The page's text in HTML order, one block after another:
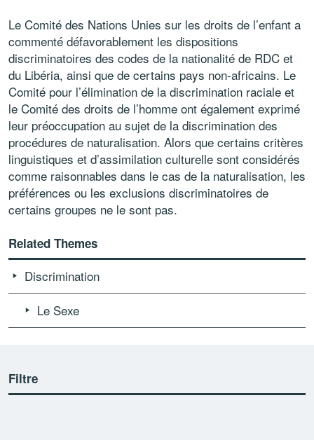
Le Comité des Nations Unies sur les droits de l’enfant a
commenté défavorablement les dispositions
discriminatoires des codes de la nationalité de RDC et
du Libéria, ainsi que de certains pays non-africains. Le
Comité pour l’élimination de la discrimination raciale et
le Comité des droits de l’homme ont également exprimé
leur préoccupation au sujet de la discrimination des
procédures de naturalisation. Alors que certains critères
linguistiques et d’assimilation culturelle sont considérés
comme raisonnables dans le cas de la naturalisation, les
préférences ou les exclusions discriminatoires de
certains groupes ne le sont pas.
Related Themes
Discrimination
Le Sexe
Filtre